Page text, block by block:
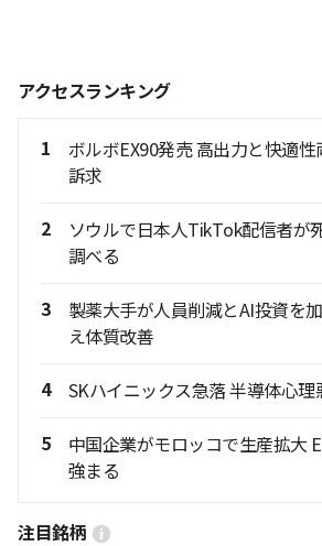
アクセスランキング
1
ボルボEX90発売 高出力と快適
訴求
2
ソウルで日本人TikTok配信者が
調べる
3
製薬大手が人員削減とAI投資を
え体質改善
4 SKハイニックス急落 半導体心
5
中国企業がモロッコで生産拡大
強まる
注目銘柄